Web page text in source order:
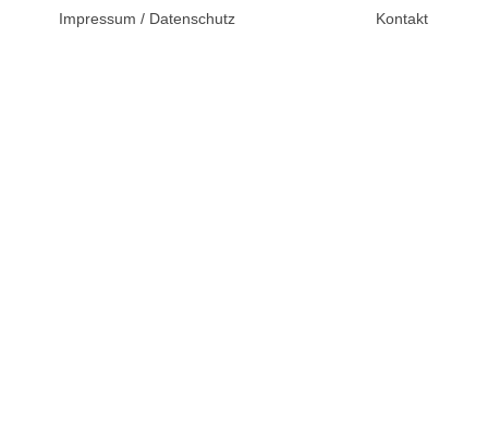
Impressum / Datenschutz Kontakt
© 2026 Unsertag.de - Ihr